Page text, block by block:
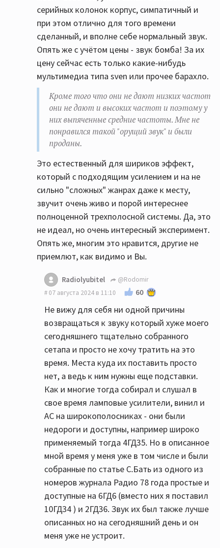
серийных колонок корпус, симпатичный и
при этом отлично для того времени
сделанный, и вполне себе нормальный звук.
Опять же с учётом цены - звук бомба! За их
цену сейчас есть только какие-нибудь
мультимедиа типа sven или прочее барахло.
Кроме того что они не дают низких частот
они не дают и высоких частот и поэтому у
них выпяченные средние частоты. Мне не
понравился такой "орущий звук" и были
проданы.
Это естественный для шириков эффект,
который с подходящим усилением и на не
сильно "сложных" жанрах даже к месту,
звучит очень живо и порой интереснее
полноценной трехполосной системы. Да, это
не идеал, но очень интересный эксперимент.
Опять же, многим это нравится, другие не
приемлют, как видимо и Вы.
Radiolyubitel
@Rodomir
07 августа 2024 в 11:10
60
Не вижу для себя ни одной причины
возвращаться к звуку который хуже моего
сегодняшнего тщательно собранного
сетапа и просто не хочу тратить на это
время. Места куда их поставить просто
нет, а ведь к ним нужны еще подставки.
Как и многие тогда собирал и слушал в
свое время ламповые усилители, винил и
АС на широкополосниках - они были
недороги и доступны, например широко
применяемый тогда 4ГД35. Но в описанное
мной время у меня уже в том числе и были
собранные по статье С.Бать из одного из
номеров журнала Радио 78 года простые и
доступные на 6ГД6 (вместо них я поставил
10ГД34 ) и 2ГД36. Звук их был также лучше
описанных но на сегодняшний день и он
меня уже не устроит.